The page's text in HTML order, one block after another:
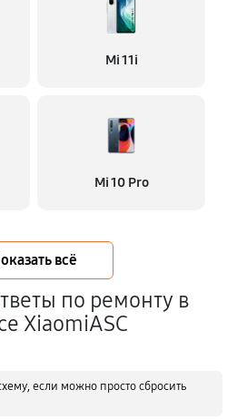
Mi 11i
Mi 10 Pro
всё
по ремонту в
XiaomiASC
если можно просто сбросить